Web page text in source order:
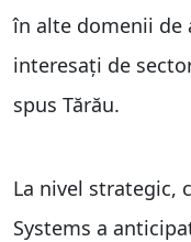
în alte domenii de
interesați de
spus Tărău.
La nivel strategic,
Systems a